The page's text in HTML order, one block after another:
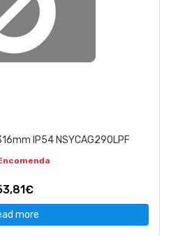
IP54 NSYCAG290LPF
more